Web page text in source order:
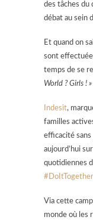
des tâches du
débat au sein
Et quand on
sont
temps de se
World ? Girls ! »
Indesit,
familles
efficacité
aujourd’hui
quotidiennes
#DoItTogether
Via cette
monde où les